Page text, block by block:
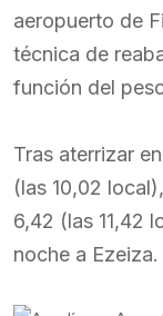
aeropuerto de
técnica de
función del
Tras aterrizar
(las 10,02
6,42 (las 11,42
noche a Ezeiza.